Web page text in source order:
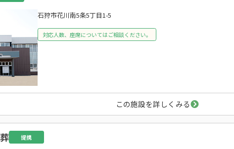
石狩市花川南5条5丁目1-5
対応人数、座席についてはご相談ください。
この施設を詳しくみる
提携